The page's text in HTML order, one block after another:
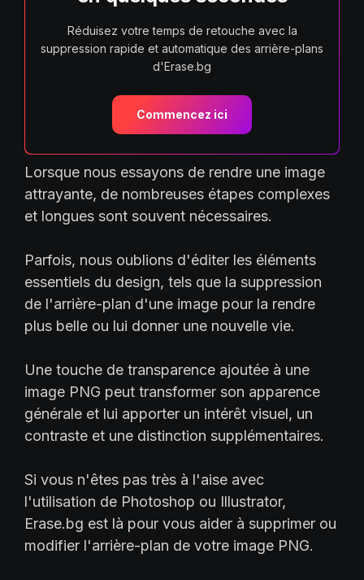
Réduisez votre temps de retouche avec la
suppression rapide et automatique des arrière-plans
d'Erase.bg
Commencez ici
Lorsque nous essayons de rendre une image
attrayante, de nombreuses étapes complexes
et longues sont souvent nécessaires.
Parfois, nous oublions d'éditer les éléments
essentiels du design, tels que la suppression
de l'arrière-plan d'une image pour la rendre
plus belle ou lui donner une nouvelle vie.
Une touche de transparence ajoutée à une
image PNG peut transformer son apparence
générale et lui apporter un intérêt visuel, un
contraste et une distinction supplémentaires.
Si vous n'êtes pas très à l'aise avec
l'utilisation de Photoshop ou Illustrator,
Erase.bg est là pour vous aider à supprimer ou
modifier l'arrière-plan de votre image PNG.